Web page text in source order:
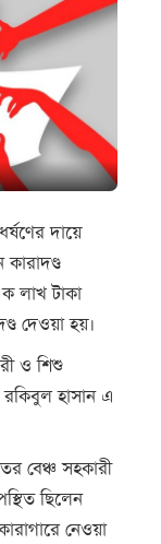
দায়ে
লাখ টাকা
দেওয়া হয়।
ও শিশু
হাসান এ
বেঞ্চ সহকারী
ছিলেন
নেওয়া